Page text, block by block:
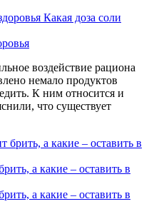
Какая доза соли
воздействие рациона
немало продуктов
К ним относится и
что существует
а какие – оставить в
а какие – оставить в